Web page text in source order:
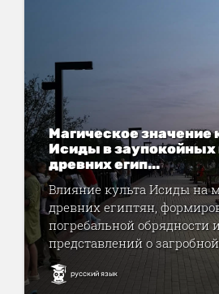
Магическое значение
Исиды в заупокойных
древних егип...
Влияние культа Исиды на
древних египтян,
погребальной обрядности
представлений о
русский язык